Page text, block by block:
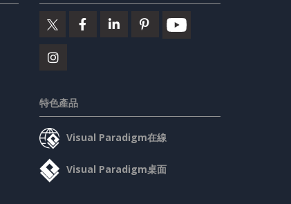
特色產品
Visual Paradigm在線
Visual Paradigm桌面